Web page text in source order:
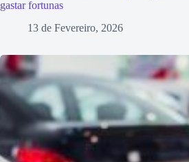
gastar fortunas
13 de Fevereiro, 2026